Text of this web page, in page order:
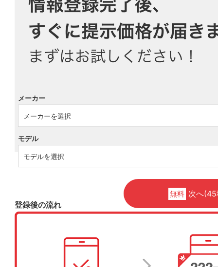
メーカー
モデル
無料 次へ
登録後の流れ